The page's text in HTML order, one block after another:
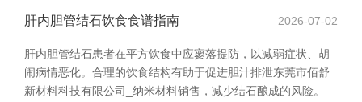
肝内胆管结石饮食食谱指南 2026-07-02
肝内胆管结石患者在平方饮食中应寥落提防，以减弱症状、胡
闹病情恶化。合理的饮食结构有助于促进胆汁排泄东莞市佰舒
新材料科技有限公司_纳米材料销售，减少结石酿成的风险。